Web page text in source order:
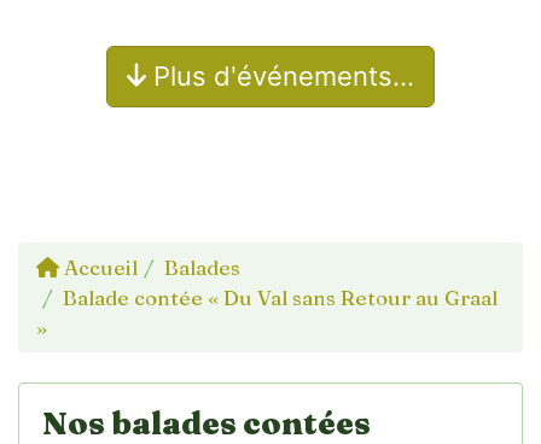
Plus d'événements…
Accueil
Balades
Balade contée « Du Val sans Retour au Graal
»
Nos balades contées